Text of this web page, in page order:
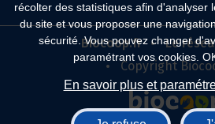
récolter des statistiques afin d'analyser
du site et vous proposer une
sécurité. Vous pouvez changer
paramétrant vos cookies.
En savoir plus et
Biocoop.fr
Le
Copyright